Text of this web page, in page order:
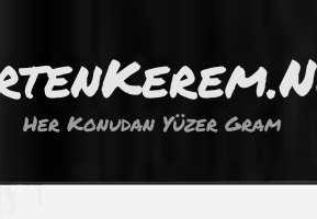
Her Konudan Yüzer Gram